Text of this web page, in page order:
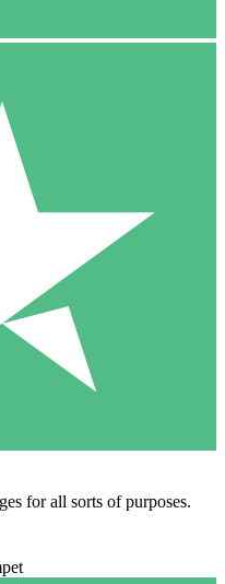
for all sorts of purposes.